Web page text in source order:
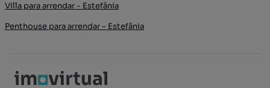
Villa para arrendar - Estefânia
Penthouse para arrendar - Estefânia